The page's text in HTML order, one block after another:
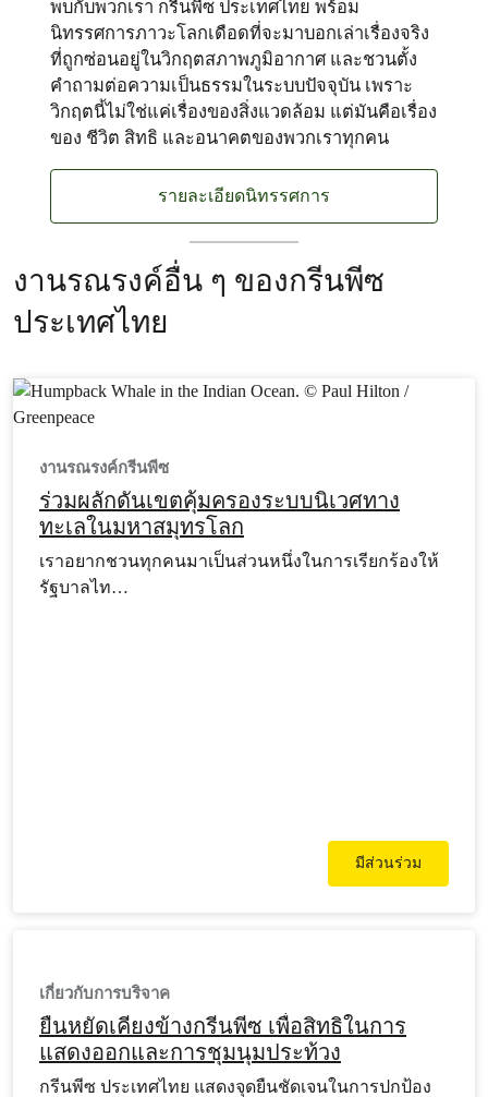
พบกับพวกเรา กรีนพีซ ประเทศไทย พร้อม
นิทรรศการภาวะโลกเดือดที่จะมาบอกเล่าเรื่องจริง
ที่ถูกซ่อนอยู่ในวิกฤตสภาพภูมิอากาศ และชวนตั้ง
คำถามต่อความเป็นธรรมในระบบปัจจุบัน เพราะ
วิกฤตนี้ไม่ใช่แค่เรื่องของสิ่งแวดล้อม แต่มันคือเรื่อง
ของ ชีวิต สิทธิ และอนาคตของพวกเราทุกคน
รายละเอียดนิทรรศการ
งานรณรงค์อื่น ๆ ของกรีนพีซ
ประเทศไทย
งานรณรงค์กรีนพีซ
ร่วมผลักดันเขตคุ้มครองระบบนิเวศทาง
ทะเลในมหาสมุทรโลก
เราอยากชวนทุกคนมาเป็นส่วนหนึ่งในการเรียกร้องให้
รัฐบาลไท…
มีส่วนร่วม
เกี่ยวกับการบริจาค
ยืนหยัดเคียงข้างกรีนพีซ เพื่อสิทธิในการ
แสดงออกและการชุมนุมประท้วง
กรีนพีซ ประเทศไทย แสดงจุดยืนชัดเจนในการปกป้อง